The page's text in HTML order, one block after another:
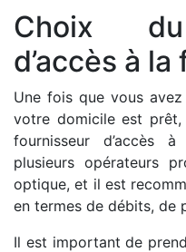
Choix
d’accès à
Une fois que vous
votre domicile est
fournisseur d’accès
plusieurs opérateurs
optique, et il est
en termes de débits, de
Il est important de